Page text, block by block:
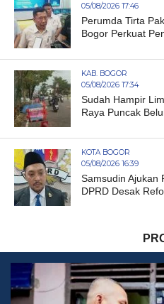
05/08/2026 17:46
Perumda Tirta
Bogor Perkuat
KAB. BOGOR
05/08/2026 17:34
Sudah Hampir
Raya Puncak
KOTA BOGOR
05/08/2026 16:39
Samsudin Ajukan
DPRD Desak